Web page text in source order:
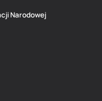
Narodowej